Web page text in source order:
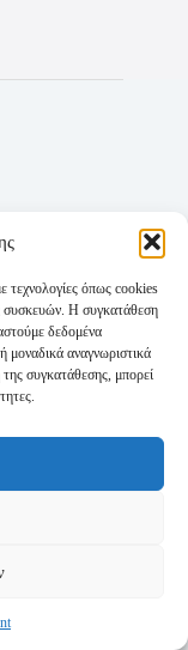
τεχνολογίες όπως cookies
συσκευών. Η συγκατάθεση
δεδομένα
αναγνωριστικά
συγκατάθεσης, μπορεί